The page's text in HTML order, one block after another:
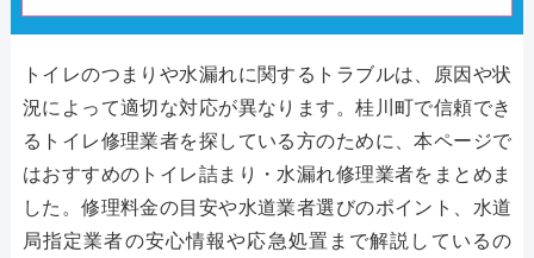
トイレのつまりや水漏れに関するトラブルは、原因や状
況によって適切な対応が異なります。桂川町で信頼でき
るトイレ修理業者を探している方のために、本ページで
はおすすめのトイレ詰まり・水漏れ修理業者をまとめま
した。修理料金の目安や水道業者選びのポイント、水道
局指定業者の安心情報や応急処置まで解説しているの